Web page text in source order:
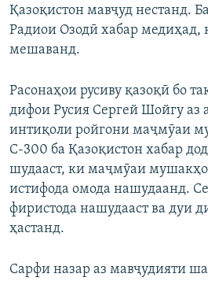
Қазоқистон мавҷуд нестанд.
Радиои Озодӣ хабар
мешаванд.
Расонаҳои русиву қазоқӣ бо
дифои Русия Сергей Шойгу аз
интиқоли ройгони маҷмӯаи
С-300 ба Қазоқистон хабар
шудааст, ки маҷмӯаи
истифода омода нашудаанд.
фиристода нашудааст ва дуи
ҳастанд.
Сарфи назар аз мавҷудияти